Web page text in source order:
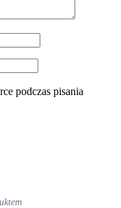
podczas pisania